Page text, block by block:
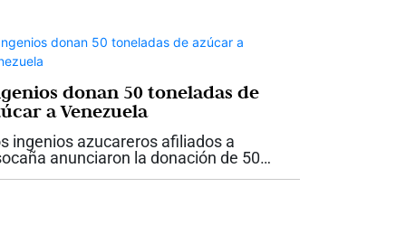
donan 50 toneladas de
a Venezuela
ingenios azucareros afiliados a
anunciaron la donación de 50
de azúcar destinadas a apoyar a